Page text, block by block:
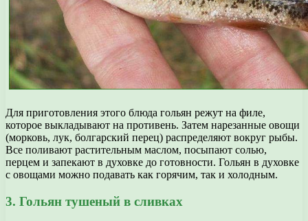
Для приготовления этого блюда гольян режут на филе,
которое выкладывают на противень. Затем нарезанные овощи
(морковь, лук, болгарский перец) распределяют вокруг рыбы.
Все поливают растительным маслом, посыпают солью,
перцем и запекают в духовке до готовности. Гольян в духовке
с овощами можно подавать как горячим, так и холодным.
3. Гольян тушеный в сливках